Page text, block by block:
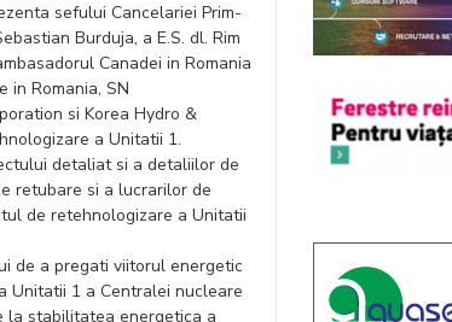
sefului Cancelariei Prim-
Burduja, a E.S. dl. Rim
Canadei in Romania
in Romania, SN
si Korea Hydro &
a Unitatii 1.
detaliat si a detaliilor de
retubare si a lucrarilor de
de retehnologizare a Unitatii
de a pregati viitorul energetic
Unitatii 1 a Centralei nucleare
la stabilitatea energetica a